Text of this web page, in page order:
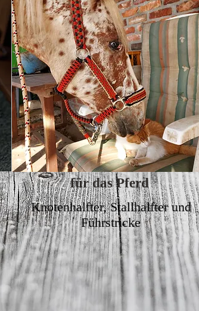
für das Pferd
Knotenhalfter, Stallhalfter und
Führstricke